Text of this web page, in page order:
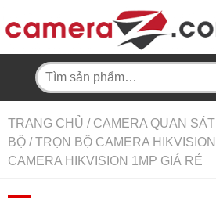
kiếm:
TRANG CHỦ / CAMERA QUAN SÁT
BỘ /TRỌN BỘ CAMERA HIKVISION
CAMERA HIKVISION 1MP GIÁ RẺ